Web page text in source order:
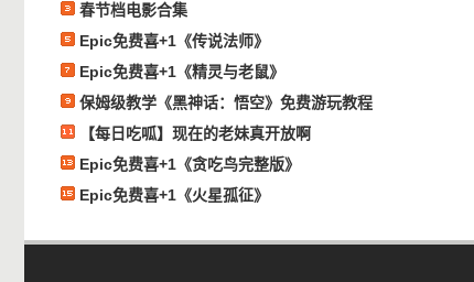
春节档电影合集
Epic免费喜+1《传说法师》
Epic免费喜+1《精灵与老鼠》
保姆级教学《黑神话：悟空》免费游玩教程
【每日吃呱】现在的老妹真开放啊
Epic免费喜+1《贪吃鸟完整版》
Epic免费喜+1《火星孤征》